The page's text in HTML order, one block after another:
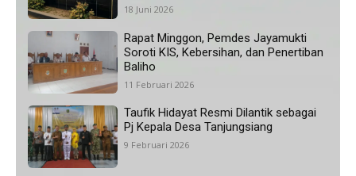
18 Juni 2026
Rapat Minggon, Pemdes Jayamukti
Soroti KIS, Kebersihan, dan Penertiban
Baliho
11 Februari 2026
Taufik Hidayat Resmi Dilantik sebagai
Pj Kepala Desa Tanjungsiang
9 Februari 2026